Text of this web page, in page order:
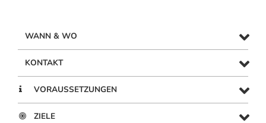
WANN & WO
KONTAKT
VORAUSSETZUNGEN
ZIELE